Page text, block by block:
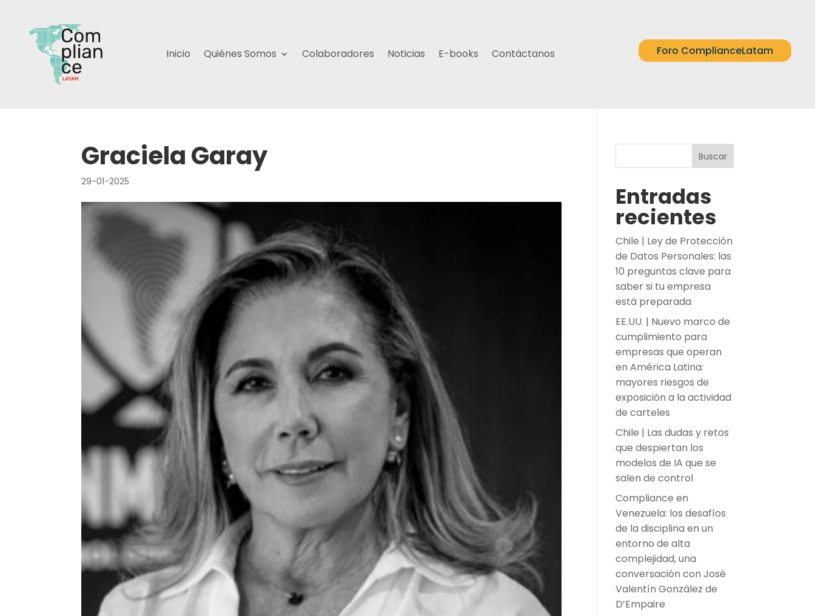
Inicio Quiénes Somos Colaboradores Noticias E-books Contáctanos Foro ComplianceLatam
Graciela Garay
29-01-2025
Buscar
Entradas
recientes
Chile | Ley de Protección
de Datos Personales: las
10 preguntas clave para
saber si tu empresa
está preparada
EE.UU. | Nuevo marco de
cumplimiento para
empresas que operan
en América Latina:
mayores riesgos de
exposición a la actividad
de carteles
Chile | Las dudas y retos
que despiertan los
modelos de IA que se
salen de control
Compliance en
Venezuela: los desafíos
de la disciplina en un
entorno de alta
complejidad, una
conversación con José
Valentín González de
D’Empaire